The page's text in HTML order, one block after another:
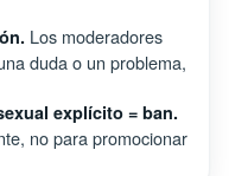
Los moderadores
duda o un problema,
explícito = ban.
no para promocionar